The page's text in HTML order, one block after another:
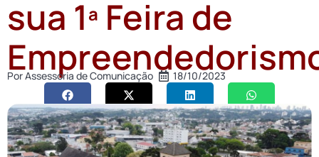
sua 1ª Feira de
PorAssessoria de Comunicação 18/10/2023